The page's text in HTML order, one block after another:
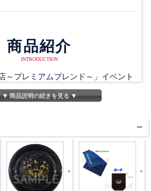
商品紹介
INTRODUCTION
～プレミアムブレンド～」イベント
ージ上で撮影した写真やオフショッ
マイドです。
商品詳細
DETAIL
年1月9日(土)
▼ 商品説明の続きを見る ▼